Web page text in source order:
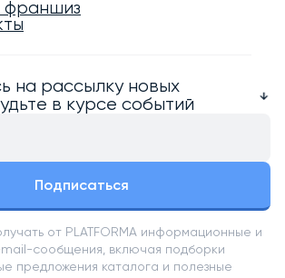
франшиз
на рассылку новых
в курсе событий
Подписаться
от PLATFORMA информационные и
сообщения, включая подборки
предложения каталога и полезные